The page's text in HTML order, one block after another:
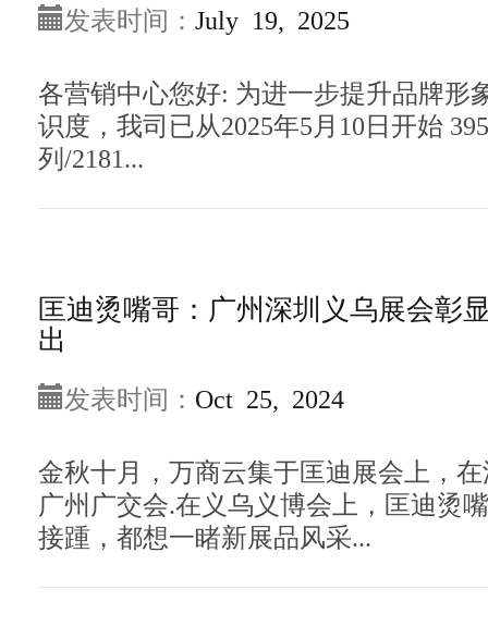
发表时间： July 19, 2025
各营销中心您好: 为进一步提升品牌形
识度，我司已从2025年5月10日开始
列/2181...
匡迪烫嘴哥：广州深圳义乌展会彰
出
发表时间： Oct 25, 2024
金秋十月，万商云集于匡迪展会上，
广州广交会.在义乌义博会上，匡迪烫
接踵，都想一睹新展品风采...